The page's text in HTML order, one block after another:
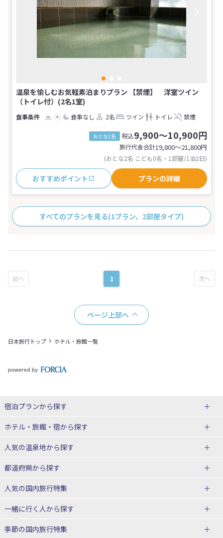
温泉を愉しむお気軽素泊まりプラン 【禁煙】 洋室ツイン
（トイレ付）(2名1室)
食事なし 2名 ツイン トイレ 禁煙
おとな1名 税込9,900～10,900円
旅行代金合計19,800〜21,800円
(おとな2名 こども0名・1部屋/1泊2日)
おすすめポイント プランの詳細
すべてのプランを見る(1プラン、2部屋タイプ)
1
ページ上部へ
日本旅行トップ ホテル・旅館一覧
宿泊プランから探す
北海道
東北
青森県
宮城県
山形県
関東
ホテル・旅館・宿から探す
北海道ホテル・旅館
青森県ホテル・旅館
宮城県ホテル・旅館
山形県ホテル・旅館
人気の温泉地から探す
北海道
湯の川温泉(北海道)
十勝川温泉(北海道)
洞爺湖温泉(北海道)
都道府県から探す
北海道旅行・ツアー
東北
人気の国内旅行特集
東京ディズニーリゾート®への旅
ユニバーサル・スタジオ・ジャパ
一緒に行く人から探す
一人旅 国内版
季節の国内旅行特集